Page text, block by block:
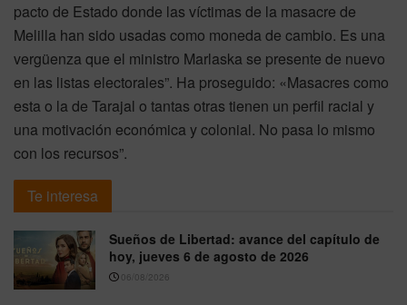
pacto de Estado donde las víctimas de la masacre de
Melilla han sido usadas como moneda de cambio. Es una
vergüenza que el ministro Marlaska se presente de nuevo
en las listas electorales”. Ha proseguido: «Masacres como
esta o la de Tarajal o tantas otras tienen un perfil racial y
una motivación económica y colonial. No pasa lo mismo
con los recursos”.
Te interesa
Sueños de Libertad: avance del capítulo de
hoy, jueves 6 de agosto de 2026
06/08/2026